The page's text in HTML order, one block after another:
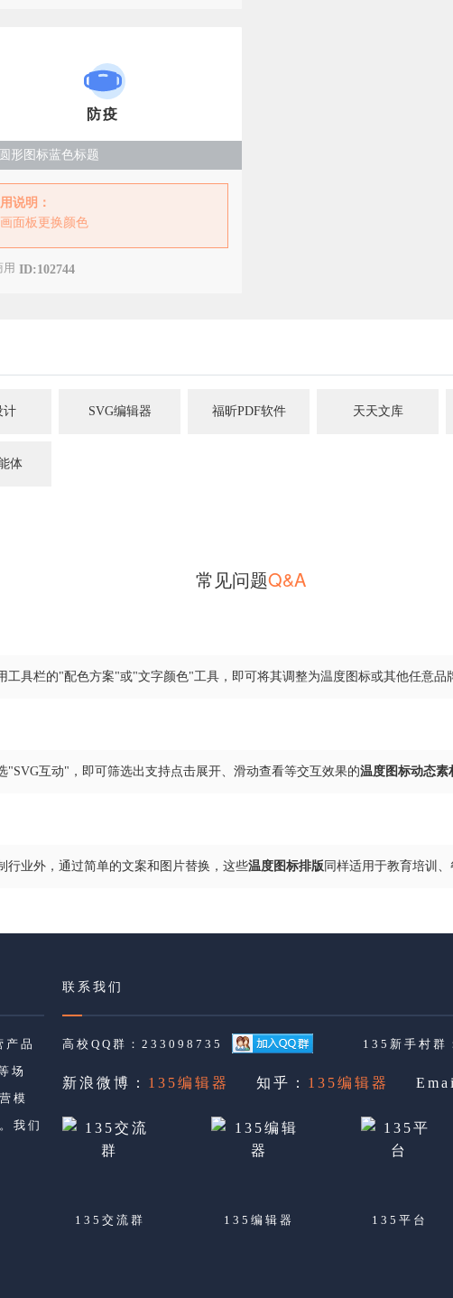
防疫
形图标蓝色标题
说明：
面板更换颜色
ID:102744
计 SVG编辑器 福昕PDF软件 天天文库
体
常见问题Q&A
工具栏的"配色方案"或"文字颜色"工具，即可将其调整为温度图标或其他任意品
"SVG互动"，即可筛选出支持点击展开、滑动查看等交互效果的温度图标动态素
行业外，通过简单的文案和图片替换，这些温度图标排版 同样适用于教育培训
产品
场
模
我们
联系我们
高校QQ群：233098735 135新手村
新浪微博： 135编辑器 知乎： 135编辑器
135交流群 135编辑器 135平台